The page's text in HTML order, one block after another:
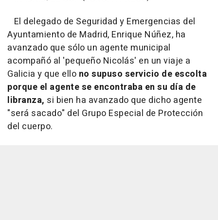
El delegado de Seguridad y Emergencias del
Ayuntamiento de Madrid, Enrique Núñez, ha
avanzado que sólo un agente municipal
acompañó al 'pequeño Nicolás' en un viaje a
Galicia y que ello no supuso servicio de escolta
porque el agente se encontraba en su día de
libranza, si bien ha avanzado que dicho agente
"será sacado" del Grupo Especial de Protección
del cuerpo.